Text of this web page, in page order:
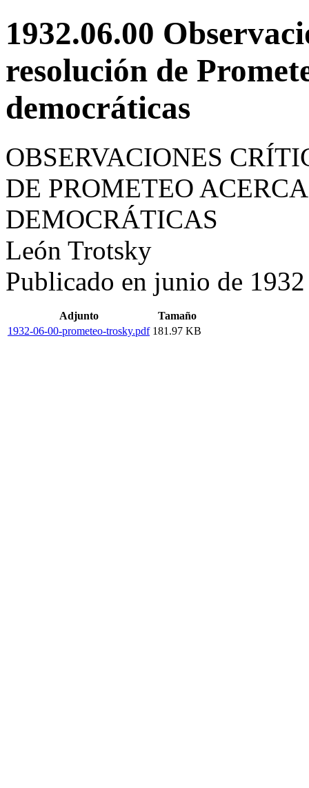
1932.06.00
resolución de
democráticas
OBSERVACIONES
DE PROMETEO
DEMOCRÁTICAS
León Trotsky
Publicado en junio de 1932
Adjunto
Tamaño
1932-06-00-prometeo-trosky.pdf 181.97 KB